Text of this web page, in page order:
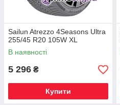
Sailun Atrezzo 4Seasons Ultra
255/45 R20 105W XL
В наявності
5 296 ₴
Купити